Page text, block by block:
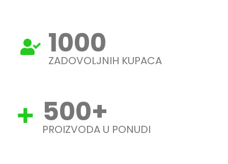
1000
ZADOVOLJNIH KUPACA
500+
PROIZVODA U PONUDI